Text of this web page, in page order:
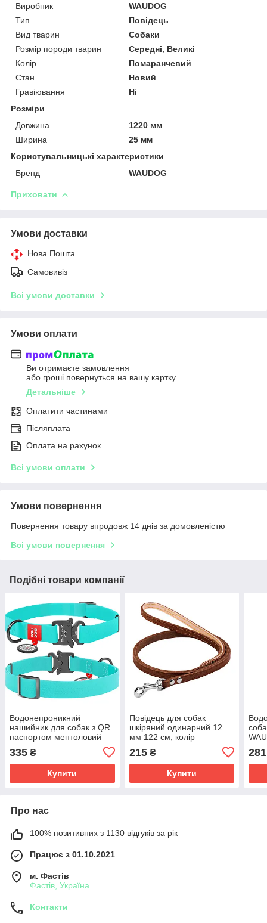
Виробник
WAUDOG
Тип
Повідець
Вид тварин
Собаки
Розмір породи тварин
Середні, Великі
Колір
Помаранчевий
Стан
Новий
Гравіювання
Ні
Розміри
Довжина
1220 мм
Ширина
25 мм
Користувальницькі характеристики
Бренд
WAUDOG
Приховати
Умови доставки
Нова Пошта
Самовивіз
Всі умови доставки
Умови оплати
Ви отримаєте замовлення
або гроші повернуться на вашу картку
Детальніше
Оплатити частинами
Післяплата
Оплата на рахунок
Всі умови оплати
Умови повернення
Повернення товару впродовж 14 днів за домовленістю
Всі умови повернення
Подібні товари компанії
Водонепроникний
нашийник для собак з QR
паспортом ментоловий
колір, світиться в темряві
20 мм 28-40 см WAUDOG
Waterproof
335 ₴
Купити
Повідець для собак
шкіряний одинарний 12
мм 122 см, колір
215₴
Купити
281
Про нас
100% позитивних з 1130 відгуків за рік
Працює з 01.10.2021
м. Фастів
Фастів, Україна
Контакти